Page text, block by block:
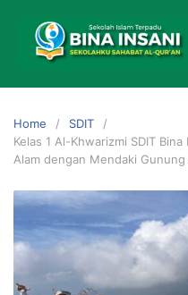
Home
SDIT
Kelas 1 Al-Khwarizmi SDIT
Alam dengan Mendaki Gunung